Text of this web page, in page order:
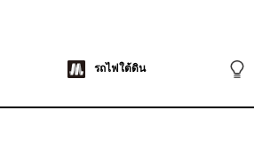
รถไฟใต้ดิน